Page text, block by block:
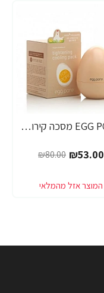
EGG PORE מסכה קירור לכיווץ נקבוביות 30 גרם - מבית Tony Moly
₪53.00
₪80.00